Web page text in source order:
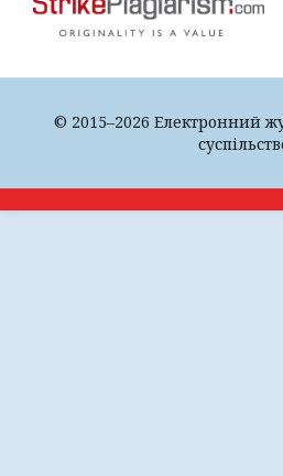
© 2015–2026 Електронний